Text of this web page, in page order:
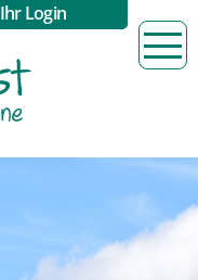
Ihr Login